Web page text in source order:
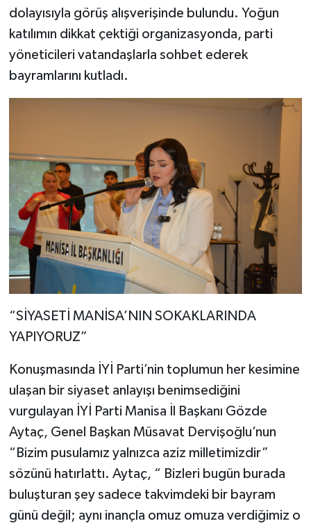
dolayısıyla görüş alışverişinde bulundu. Yoğun
katılımın dikkat çektiği organizasyonda, parti
yöneticileri vatandaşlarla sohbet ederek
bayramlarını kutladı.
“SİYASETİ MANİSA’NIN SOKAKLARINDA
YAPIYORUZ”
Konuşmasında İYİ Parti’nin toplumun her kesimine
ulaşan bir siyaset anlayışı benimsediğini
vurgulayan İYİ Parti Manisa İl Başkanı Gözde
Aytaç, Genel Başkan Müsavat Dervişoğlu’nun
“Bizim pusulamız yalnızca aziz milletimizdir”
sözünü hatırlattı. Aytaç, “ Bizleri bugün burada
buluşturan şey sadece takvimdeki bir bayram
günü değil; aynı inançla omuz omuza verdiğimiz o